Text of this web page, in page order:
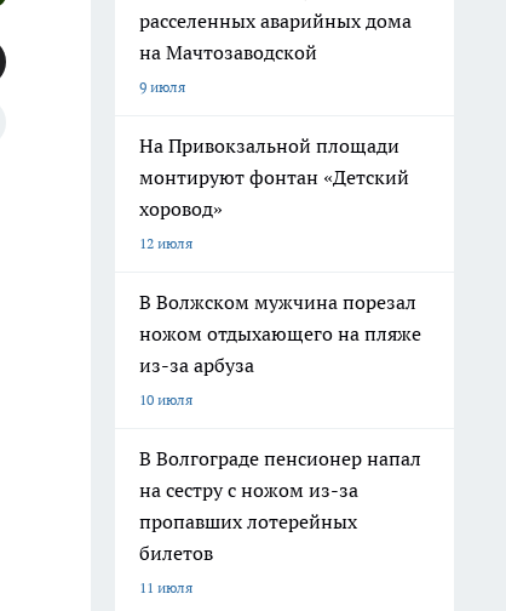
расселенных аварийных дома
на Мачтозаводской
9 июля
На Привокзальной площади
монтируют фонтан «Детский
хоровод»
12 июля
В Волжском мужчина порезал
ножом отдыхающего на пляже
из-за арбуза
10 июля
В Волгограде пенсионер напал
на сестру с ножом из-за
пропавших лотерейных
билетов
11 июля